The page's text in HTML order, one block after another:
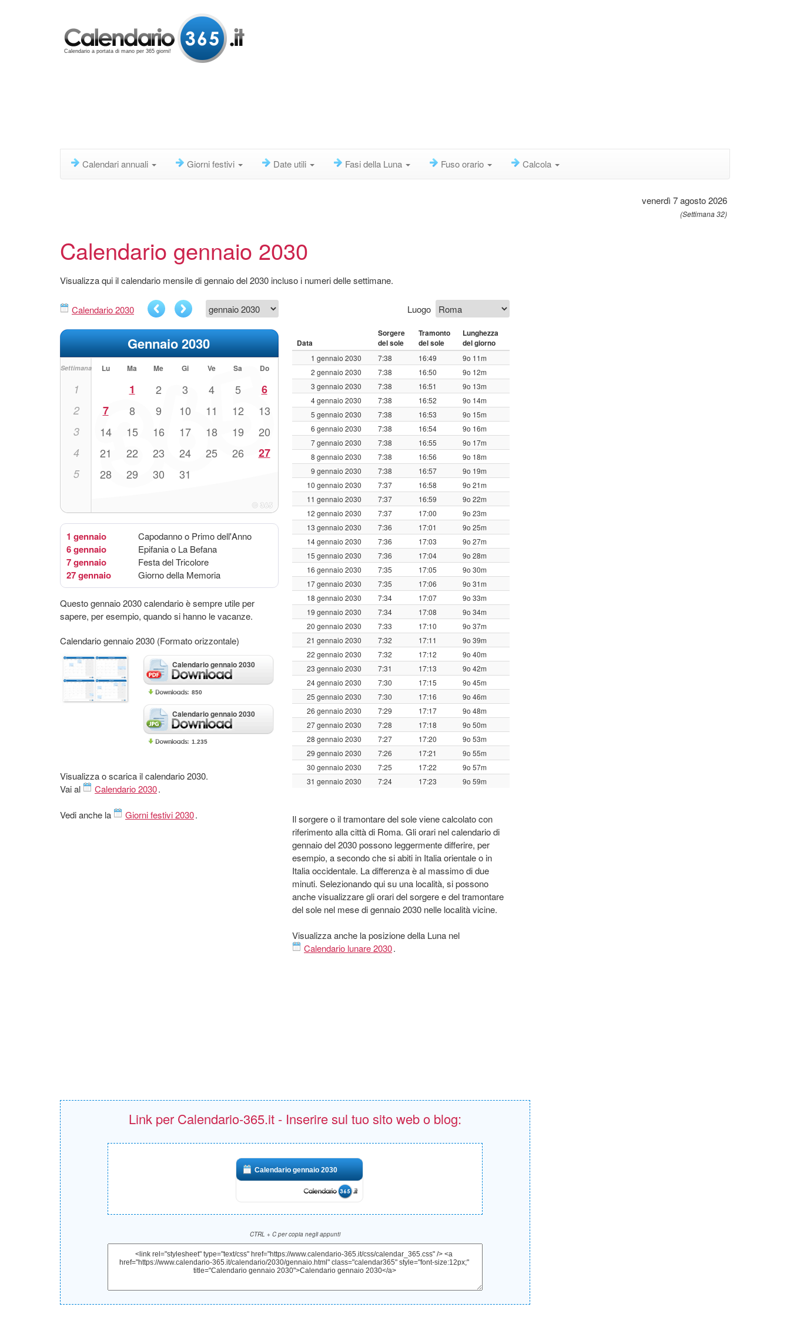
Calendario a portata di mano per 365 giorni!
Calendari annuali Giorni festivi Date utili Fasi della Luna Fuso orario Calcola
venerdì 7 agosto 2026
(Settimana 32)
Calendario gennaio 2030
Visualizza qui il calendario mensile di gennaio del 2030 incluso i numeri delle settimane.
Calendario 2030
Gennaio 2030
Settimana Lu Ma Me Gi Ve Sa Do
1 1 2 3 4 5 6
2 7 8 9 10 11 12 13
3 14 15 16 17 18 19 20
4 21 22 23 24 25 26 27
5 28 29 30 31
1 gennaio Capodanno o Primo dell'Anno
6 gennaio Epifania o La Befana
7 gennaio Festa del Tricolore
27 gennaio Giorno della Memoria
Questo gennaio 2030 calendario è sempre utile per
sapere, per esempio, quando si hanno le vacanze.
Calendario gennaio 2030 (Formato orizzontale)
Calendario gennaio 2030
850
Calendario gennaio 2030
1.235
Visualizza o scarica il calendario 2030.
Vai al
Calendario 2030.
Vedi anche la Giorni festivi 2030.
Luogo
Data
Sorgere
del sole
Tramonto
del sole
Lunghezza
del giorno
1 gennaio 2030 7:38 16:49
9o 11m
2 gennaio 2030
7:38 16:50
9o 12m
3 gennaio 2030
7:38 16:51
9o 13m
4 gennaio 2030
7:38 16:52
9o 14m
5 gennaio 2030
7:38 16:53
9o 15m
6 gennaio 2030
7:38 16:54
9o 16m
7 gennaio 2030
7:38 16:55
9o 17m
8 gennaio 2030
7:38 16:56
9o 18m
9 gennaio 2030
7:38 16:57
9o 19m
10 gennaio 2030
7:37 16:58
9o 21m
11 gennaio 2030
7:37 16:59
9o 22m
12 gennaio 2030
7:37 17:00
9o 23m
13 gennaio 2030
7:36 17:01
9o 25m
14 gennaio 2030
7:36 17:03
9o 27m
15 gennaio 2030
7:36 17:04
9o 28m
16 gennaio 2030
7:35 17:05
9o 30m
17 gennaio 2030
7:35 17:06
9o 31m
18 gennaio 2030
7:34 17:07
9o 33m
19 gennaio 2030
7:34 17:08
9o 34m
20 gennaio 2030
7:33 17:10
9o 37m
21 gennaio 2030
7:32 17:11
9o 39m
22 gennaio 2030
7:32 17:12
9o 40m
23 gennaio 2030
7:31 17:13
9o 42m
24 gennaio 2030
7:30 17:15
9o 45m
25 gennaio 2030
7:30 17:16
9o 46m
26 gennaio 2030
7:29 17:17
9o 48m
27 gennaio 2030
7:28 17:18
9o 50m
28 gennaio 2030
7:27 17:20
9o 53m
29 gennaio 2030
7:26 17:21
9o 55m
30 gennaio 2030
7:25 17:22
9o 57m
31 gennaio 2030
7:24 17:23 9o 59m
Il sorgere o il tramontare del sole viene calcolato con
riferimento alla città di Roma. Gli orari nel calendario di
gennaio del 2030 possono leggermente differire, per
esempio, a secondo che si abiti in Italia orientale o in
Italia occidentale. La differenza è al massimo di due
minuti. Selezionando qui su una località, si possono
anche visualizzare gli orari del sorgere e del tramontare
del sole nel mese di gennaio 2030 nelle località vicine.
Visualizza anche la posizione della Luna nel
Calendario lunare 2030.
Link per Calendario-365.it - Inserire sul tuo sito web o blog:
Calendario gennaio 2030
CTRL + C per copia negli appunti